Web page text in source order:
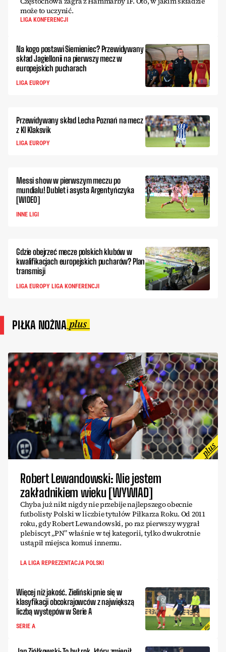
może to uczynić.
LIGA KONFERENCJI
Na kogo postawi Siemieniec? Przewidywany
skład Jagiellonii na pierwszy mecz w
europejskich pucharach
LIGA EUROPY
Przewidywany skład Lecha Poznań na mecz
z KI Klaksvik
LIGA EUROPY
Messi show w pierwszym meczu po
mundialu! Dublet i asysta Argentyńczyka
[WIDEO]
INNE LIGI
Gdzie obejrzeć mecze polskich klubów w
kwalifikacjach europejskich pucharów? Plan
transmisji
LIGA EUROPY LIGA KONFERENCJI
PIŁKA NOŻNA
Robert Lewandowski: Nie jestem
zakładnikiem wieku [WYWIAD]
Chyba już nikt nigdy nie przebije najlepszego obecnie
futbolisty Polski w liczbie tytułów Piłkarza Roku. Od 2011
roku, gdy Robert Lewandowski, po raz pierwszy wygrał
plebiscyt „PN” właśnie w tej kategorii, tylko dwukrotnie
ustąpił miejsca komuś innemu.
LA LIGA REPREZENTACJA POLSKI
Więcej niż jakość. Zieliński pnie się w
klasyfikacji obcokrajowców z największą
liczbą występów w Serie A
SERIE A